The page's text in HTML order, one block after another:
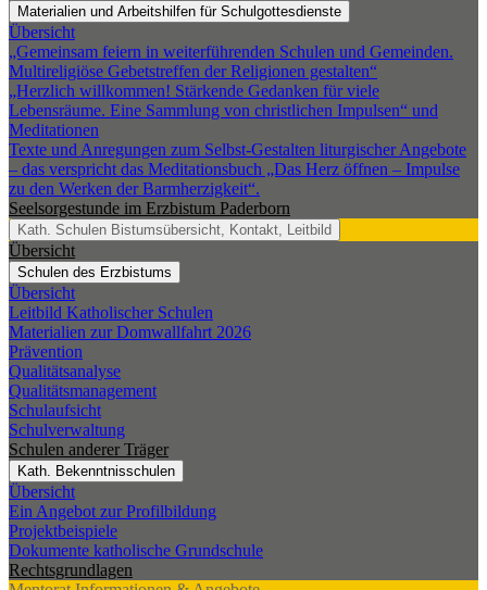
Materialien und Arbeitshilfen für Schulgottesdienste
Übersicht
„Gemeinsam feiern in weiterführenden Schulen und Gemeinden.
Multireligiöse Gebetstreffen der Religionen gestalten“
„Herzlich willkommen! Stärkende Gedanken für viele
Lebensräume. Eine Sammlung von christlichen Impulsen“ und
Meditationen
Texte und Anregungen zum Selbst-Gestalten liturgischer Angebote
– das verspricht das Meditationsbuch „Das Herz öffnen – Impulse
zu den Werken der Barmherzigkeit“.
Seelsorgestunde im Erzbistum Paderborn
Kath. Schulen Bistumsübersicht, Kontakt, Leitbild
Übersicht
Schulen des Erzbistums
Übersicht
Leitbild Katholischer Schulen
Materialien zur Domwallfahrt 2026
Prävention
Qualitätsanalyse
Qualitätsmanagement
Schulaufsicht
Schulverwaltung
Schulen anderer Träger
Kath. Bekenntnisschulen
Übersicht
Ein Angebot zur Profilbildung
Projektbeispiele
Dokumente katholische Grundschule
Rechtsgrundlagen